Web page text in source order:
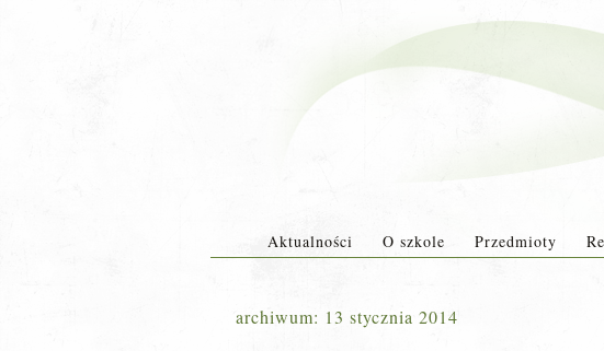
Aktualności O szkole Przedmioty
archiwum: 13 stycznia 2014